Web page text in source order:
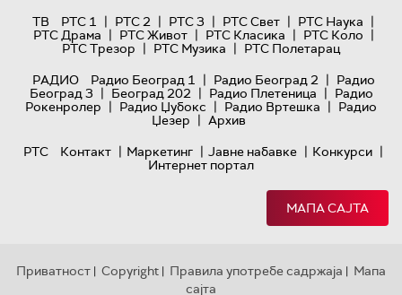
ТВ
РТС 1 | РТС 2 | РТС 3 | РТС Свет | РТС Наука |
РТС Драма | РТС Живот | РТС Класика | РТС Коло |
РТС Трезор | РТС Музика | РТС Полетарац
РАДИО
Радио Београд 1 | Радио Београд 2 | Радио
Београд 3 | Београд 202 | Радио Плетеница | Радио
Рокенролер | Радио Џубокс | Радио Вртешка | Радио
Џезер | Архив
РТС
Контакт | Маркетинг | Јавне набавке | Конкурси |
Интернет портал
МАПА САЈТА
Приватност | Copyright | Правила употребе садржаја | Мапа
сајта